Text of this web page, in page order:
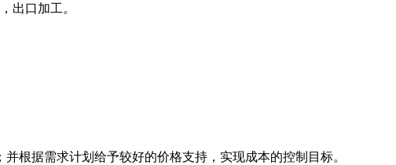
出口加工。
根据需求计划给予较好的价格支持，实现成本的控制目标。